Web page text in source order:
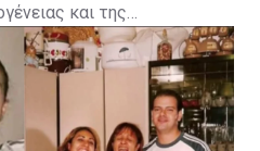
και της